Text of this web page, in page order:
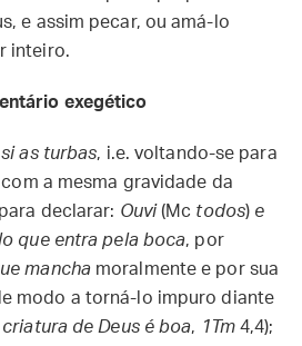
e assim pecar, ou amá-lo
inteiro.
exegético
as turbas, i.e. voltando-se para
com a mesma gravidade da
declarar: Ouvi(Mc todos) e
que entra pela boca, por
manchamoralmente e por sua
modo a torná-lo impuro diante
de Deus é boa, 1Tm4,4);